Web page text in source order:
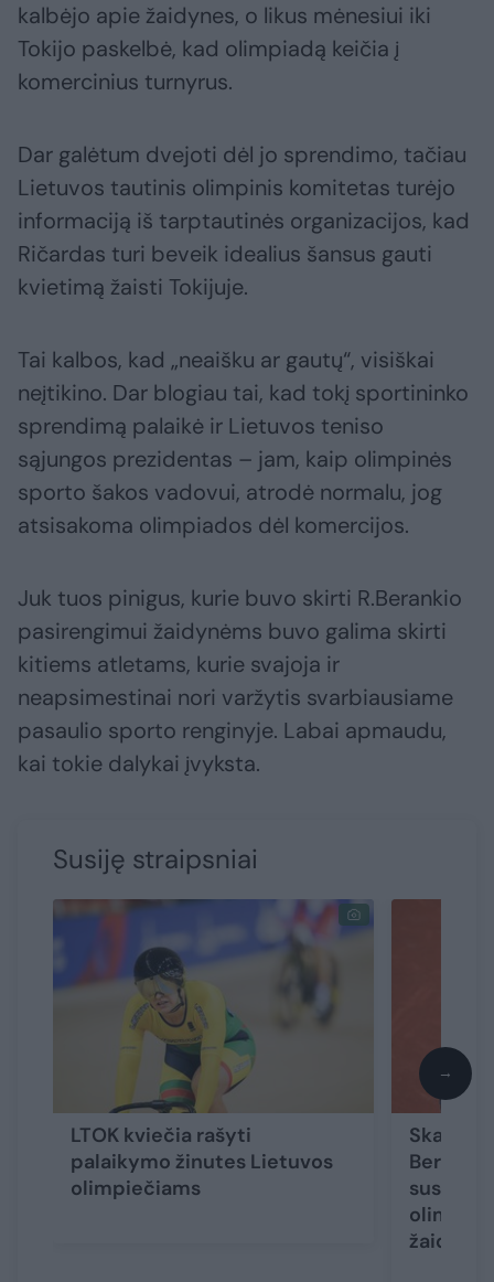
kalbėjo apie žaidynes, o likus mėnesiui iki
Tokijo paskelbė, kad olimpiadą keičia į
komercinius turnyrus.
Dar galėtum dvejoti dėl jo sprendimo, tačiau
Lietuvos tautinis olimpinis komitetas turėjo
informaciją iš tarptautinės organizacijos, kad
Ričardas turi beveik idealius šansus gauti
kvietimą žaisti Tokijuje.
Tai kalbos, kad „neaišku ar gautų“, visiškai
neįtikino. Dar blogiau tai, kad tokį sportininko
sprendimą palaikė ir Lietuvos teniso
sąjungos prezidentas – jam, kaip olimpinės
sporto šakos vadovui, atrodė normalu, jog
atsisakoma olimpiados dėl komercijos.
Juk tuos pinigus, kurie buvo skirti R.Berankio
pasirengimui žaidynėms buvo galima skirti
kitiems atletams, kurie svajoja ir
neapsimestinai nori varžytis svarbiausiame
pasaulio sporto renginyje. Labai apmaudu,
kai tokie dalykai įvyksta.
Susiję straipsniai
LTOK kviečia rašyti
palaikymo žinutes Lietuvos
olimpiečiams
→